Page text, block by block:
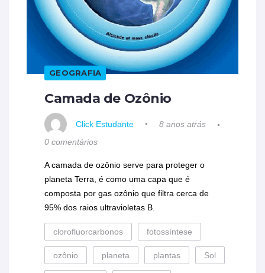
GEOGRAFIA
Camada de Ozônio
Click Estudante
8 anos atrás
0 comentários
A camada de ozônio serve para proteger o
planeta Terra, é como uma capa que é
composta por gas ozônio que filtra cerca de
95% dos raios ultravioletas B.
clorofluorcarbonos fotossíntese
ozônio planeta plantas Sol